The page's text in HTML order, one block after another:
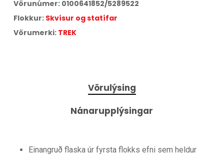
Vörunúmer: 0100641852/5289522
Flokkur: Skvísur og statífar
Vörumerki: TREK
Vörulýsing
Nánarupplýsingar
Einangruð flaska úr fyrsta flokks efni sem heldur